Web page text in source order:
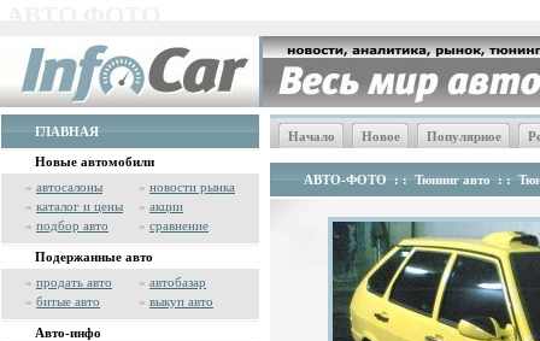
ГЛАВНАЯ
Новые автомобили
» автосалоны » новости рынка
» каталог и цены » акции
» подбор авто » сравнение
Подержанные авто
» продать авто » автобазар
» битые авто » выкуп авто
Авто-инфо
Начало Новое Популярное
АВТО-ФОТО : : Тюнинг авто : :